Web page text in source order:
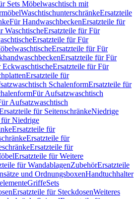
Sets Möbelwaschtisch mit
WaschtischunterschränkeErsatzteile
Für HandwaschbeckenErsatzteile für
WaschtischeErsatzteile für Für
Ersatzteile für Für
Ersatzteile für Für
Ersatzteile für Für
EckwaschtischeErsatzteile für Für
Ersatzteile für
SchalenformErsatzteile für
Für Aufsatzwaschtisch
Aufsatzwaschtisch
für SeitenschränkeNiedrige
für Niedrige
Ersatzteile für
Ersatzteile für
Ersatzteile für
Ersatzteile für Weitere
für WandablagenZubehörErsatzteile
und OrdnungsboxenHandtuchhalter
GriffeSets
Ersatzteile für SteckdosenWeiteres